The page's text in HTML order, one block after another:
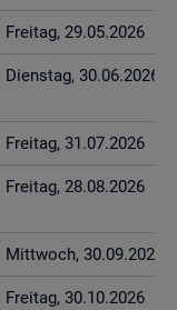
Frei­tag, 29.05.2026
Diens­tag, 30.06.2026
Frei­tag, 31.07.2026
Frei­tag, 28.08.2026
Mitt­woch, 30.09.2026
Frei­tag, 30.10.2026